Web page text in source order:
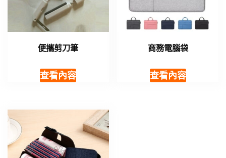
便攜剪刀筆
查看內容
商務電腦袋
查看內容